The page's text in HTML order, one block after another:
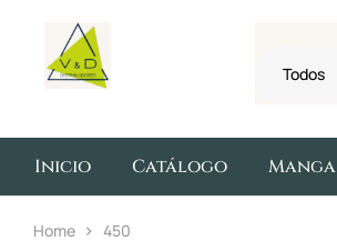
Todos
Inicio Catálogo Manga
Home 450